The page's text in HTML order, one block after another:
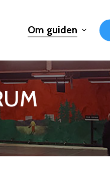
Om guiden